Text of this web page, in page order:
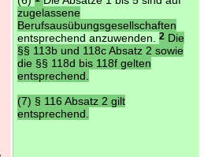
zugelassene
Berufsausübungsgesellschaften
entsprechend anzuwenden.
2Die
§§ 113b und 118c Absatz 2 sowie
die §§ 118d bis 118f gelten
entsprechend.
(7) § 116 Absatz 2 gilt
entsprechend.